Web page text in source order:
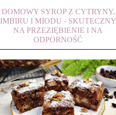
DOMOWY SYROP Z CYTRYNY,
IMBIRU I MIODU - SKUTECZNY
NA PRZEZIĘBIENIE I NA
ODPORNOŚĆ